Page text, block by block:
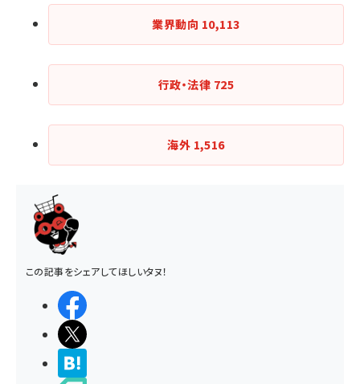
業界動向 10,113
行政・法律 725
海外 1,516
この記事をシェアしてほしいタヌ！